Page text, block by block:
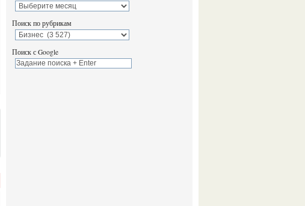
Поиск по рубрикам
Поиск с Google